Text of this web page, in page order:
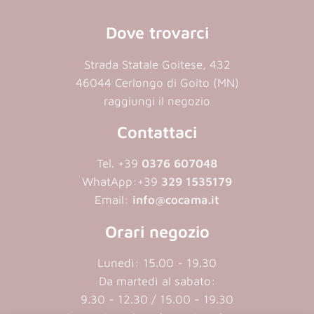
Dove trovarci
Strada Statale Goitese, 432
46044 Cerlongo di Goito (MN)
raggiungi il negozio
Contattaci
Tel. +39 0376 607048
WhatApp: +39 329 1535179
Email: info@cocama.it
Orari negozio
Lunedì: 15.00 - 19.30
Da martedì al sabato:
9.30 - 12.30 / 15.00 - 19.30